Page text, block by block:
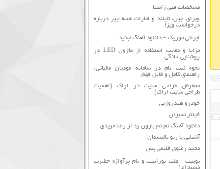
مشخصات فنی زانتیا
ویزای چین، تایلند و امارات همه چیز درباره
درخواست ویزا
ایرانی موزیک – دانلود آهنگ جدید
مزایا و معایب استفاده از ماژول LED در
روشنایی خانگی
نحوه ثبت نام در سامانه مودیان مالیاتی:
راهنمای کامل و قابل فهم
سفارش طراحی سایت در اراک (اهمیت
طراحی سایت اراک)
خودرو هیدروژنی
فیلتر ممبران
دانلود آهنگ نم نم بارون زد از رضا مریدی
آشنایی با رنو تالیسمان
مجید رضوی قلبمی پس
توییت | علت نورانیت و نام پرآوازه حضرت